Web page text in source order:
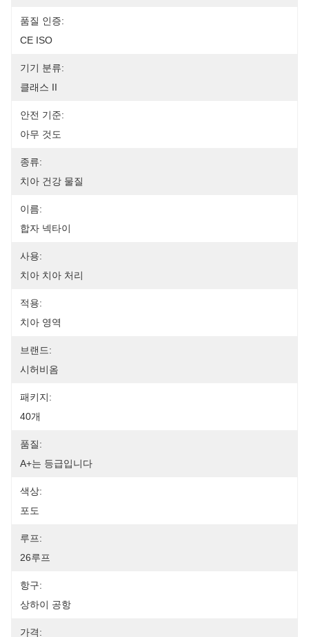
품질 인증:
CE ISO
기기 분류:
클래스 II
안전 기준:
아무 것도
종류:
치아 건강 물질
이름:
합자 넥타이
사용:
치아 치아 처리
적용:
치아 영역
브랜드:
시허비옴
패키지:
40개
품질:
A+는 등급입니다
색상:
포도
루프:
26루프
항구:
상하이 공항
가격: